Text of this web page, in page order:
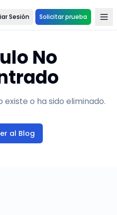
Sesión Solicitar prueba
No
o ha sido eliminado.
al Blog